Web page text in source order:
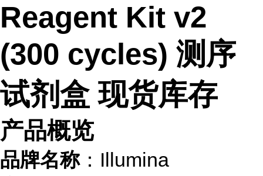
Reagent Kit v2
(300 cycles) 测序
试剂盒 现货库存
产品概览
品牌名称：Illumina